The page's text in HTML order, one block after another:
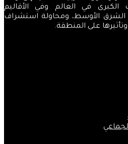
الكبرى في العالم وفي الأقاليم
الشرق الأوسط، ومحاولة استشراف
على المنطقة.